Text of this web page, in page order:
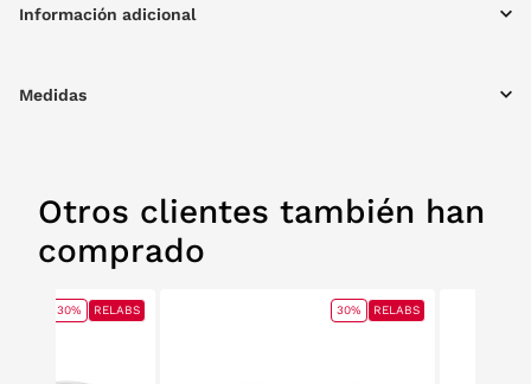
Información adicional
Medidas
Otros clientes también han
comprado
30% RELABS 30% RELABS